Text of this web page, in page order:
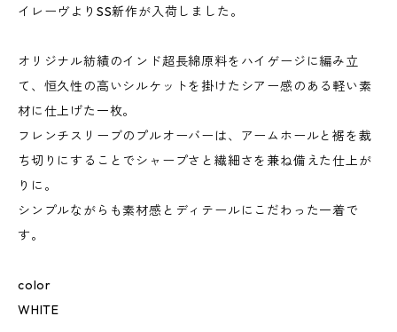
イレーヴよりSS新作が入荷しました。
オリジナル紡績のインド超長綿原料をハイゲージに編み立
て、恒久性の高いシルケットを掛けたシアー感のある軽い素
材に仕上げた一枚。
フレンチスリーブのプルオーバーは、アームホールと裾を裁
ち切りにすることでシャープさと繊細さを兼ね備えた仕上が
りに。
シンプルながらも素材感とディテールにこだわった一着で
す。
color
WHITE